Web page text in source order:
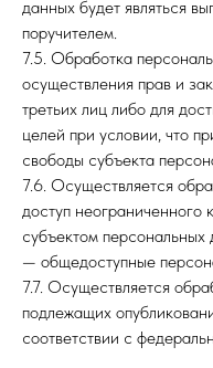
данных будет являться
поручителем.
7.5. Обработка
осуществления прав и
третьих лиц либо для
целей при условии, что
свободы субъекта
7.6. Осуществляется
доступ неограниченного
субъектом
— общедоступные
7.7. Осуществляется
подлежащих
соответствии с